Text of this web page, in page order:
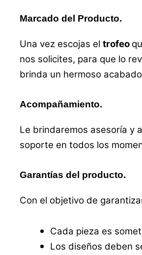
Marcado del Producto.
Una vez escojas el trofeo
nos solicites, para que lo
brinda un hermoso
Acompañamiento.
Le brindaremos asesoría y
soporte en todos los
Garantías del producto.
Con el objetivo de
Cada pieza es
Los diseños deben